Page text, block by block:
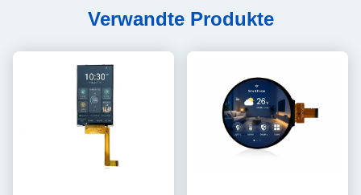
Verwandte Produkte